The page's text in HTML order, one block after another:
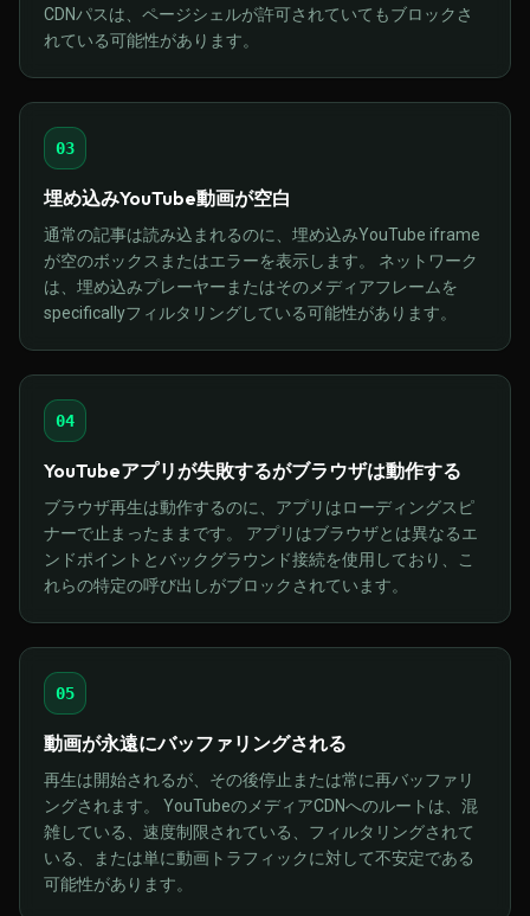
CDNパスは、ページシェルが許可されていてもブロックさ
れている可能性があります。
03
埋め込みYouTube動画が空白
通常の記事は読み込まれるのに、埋め込みYouTube iframe
が空のボックスまたはエラーを表示します。 ネットワーク
は、埋め込みプレーヤーまたはそのメディアフレームを
specificallyフィルタリングしている可能性があります。
04
YouTubeアプリが失敗するがブラウザは動作する
ブラウザ再生は動作するのに、アプリはローディングスピ
ナーで止まったままです。 アプリはブラウザとは異なるエ
ンドポイントとバックグラウンド接続を使用しており、こ
れらの特定の呼び出しがブロックされています。
05
動画が永遠にバッファリングされる
再生は開始されるが、その後停止または常に再バッファリ
ングされます。 YouTubeのメディアCDNへのルートは、混
雑している、速度制限されている、フィルタリングされて
いる、または単に動画トラフィックに対して不安定である
可能性があります。